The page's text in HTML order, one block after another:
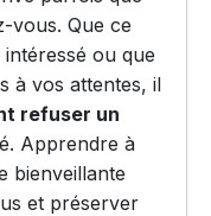
vous. Que ce
ou que
à vos attentes, il
refuser un
Apprendre à
bienveillante
et préserver